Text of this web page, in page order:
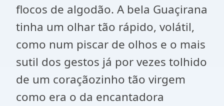
flocos de algodão. A bela Guaçirana
tinha um olhar tão rápido, volátil,
como num piscar de olhos e o mais
sutil dos gestos já por vezes tolhido
de um coraçãozinho tão virgem
como era o da encantadora